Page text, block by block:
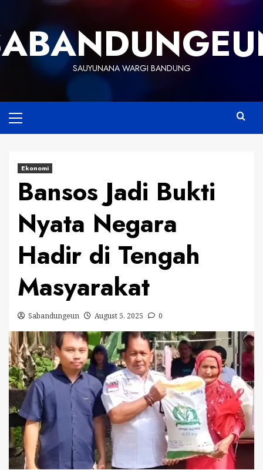
content
SAUYUNANA WARGI BANDUNG
Menu
Ekonomi
Bansos Jadi Bukti
Nyata Negara
Hadir di Tengah
Masyarakat
Sabandungeun August 5, 2025 0